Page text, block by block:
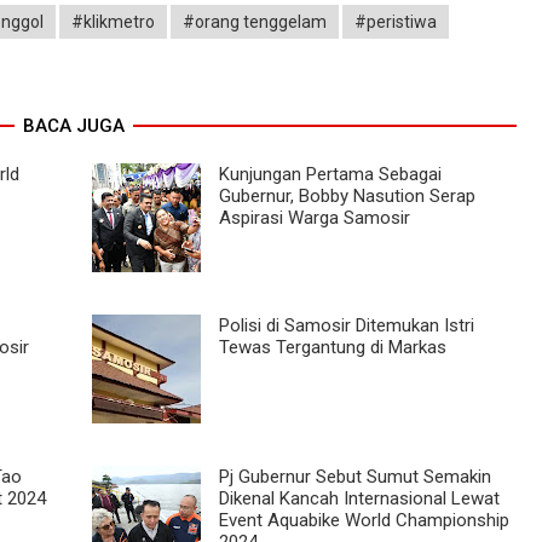
#klikmetro #orang tenggelam #peristiwa
BACA JUGA
Kunjungan Pertama Sebagai
Gubernur, Bobby Nasution Serap
Aspirasi Warga Samosir
Polisi di Samosir Ditemukan Istri
Tewas Tergantung di Markas
2024
Pj Gubernur Sebut Sumut Semakin
Dikenal Kancah Internasional Lewat
Event Aquabike World Championship